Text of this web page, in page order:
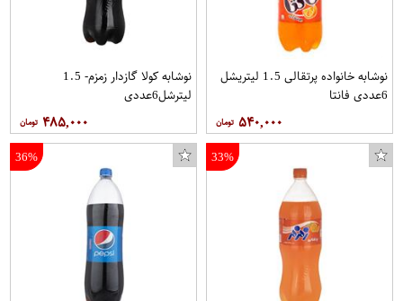
نوشابه خانواده پرتقالی 1.5 ليتریشل
6عددی فانتا
۵۴۰,۰۰۰
نوشابه کولا گازدار زمزم- 1.5
لیترشل6عددی
۴۸۵,۰۰۰
33%
36%